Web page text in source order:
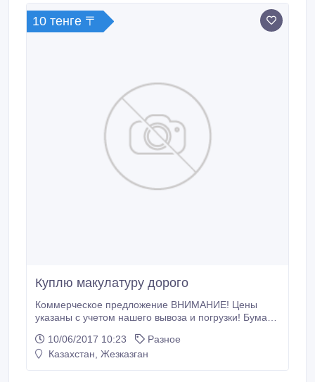
10 тенге 〒
Куплю макулатуру дорого
Коммерческое предложение ВНИМАНИЕ! Цены
указаны с учетом нашего вывоза и погрузки! Бумага
Пластмасса (оконный, трубы водопроводные
чёрные)40 тенге Полиэтилен 30 тенге Канистры,
10/06/2017 10:23
Разное
Казахстан, Жезказган